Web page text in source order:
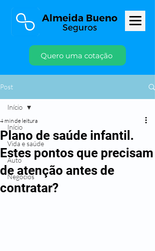
Quero uma cotação
Post
Início
Vida e saúde
Auto
Negócios
Início
Plano de saúde infantil.
Estes pontos que precisam
de atenção antes de
contratar?
4 min de leitura